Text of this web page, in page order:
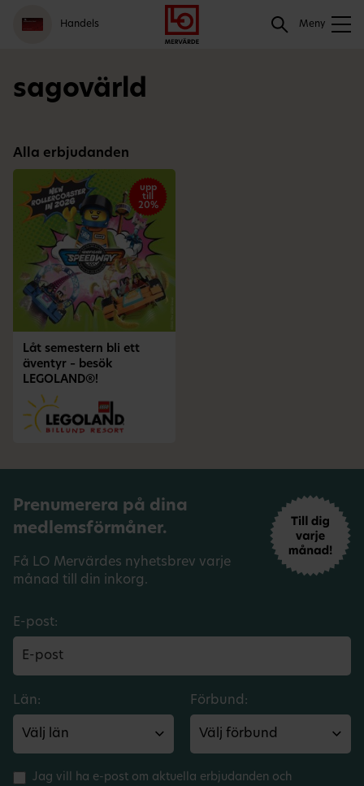
Gå
till
meny
Logga
in
Hoppa
till
innehåll
Handels Meny
Sök
sagovärld
Alla erbjudanden
upp
till
20%
Låt semestern bli ett
äventyr – besök
LEGOLAND®!
Prenumerera på dina
medlemsförmåner.
Få LO Mervärdes nyhetsbrev varje
månad till din inkorg.
E-post:
Län: Förbund:
Jag vill ha e-post om aktuella erbjudanden och